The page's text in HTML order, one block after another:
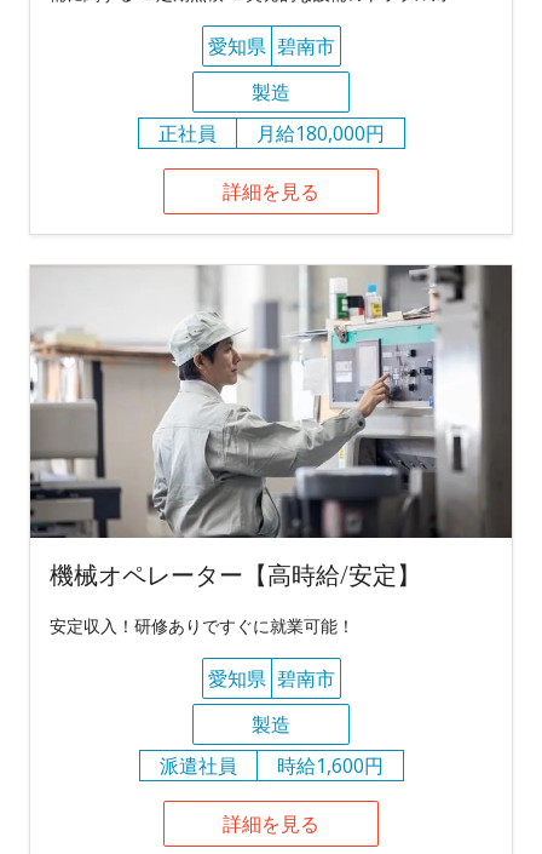
愛知県 碧南市
製造
正社員
月給180,000円
詳細を見る
機械オペレーター【高時給/安定】
安定収入！研修ありですぐに就業可能！
愛知県 碧南市
製造
派遣社員
時給1,600円
詳細を見る